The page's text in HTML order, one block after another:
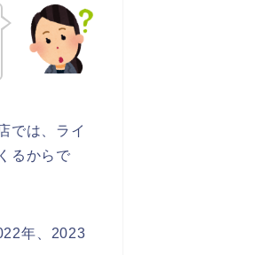
では、ライ
るからで
年、2023